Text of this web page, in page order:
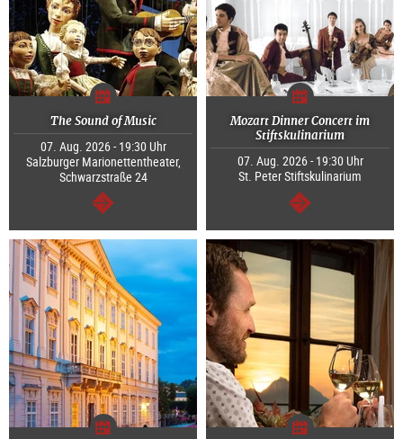
The Sound of Music
07. Aug. 2026 - 19:30 Uhr
Salzburger Marionettentheater,
Schwarzstraße 24
weiter
Mozart Dinner Concert im
Stiftskulinarium
07. Aug. 2026 - 19:30 Uhr
St. Peter Stiftskulinarium
weiter